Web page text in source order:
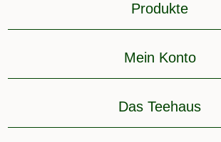
Produkte
Mein Konto
Das Teehaus